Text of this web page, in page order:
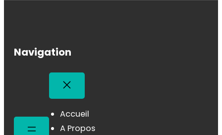
Navigation
Accueil
A Propos